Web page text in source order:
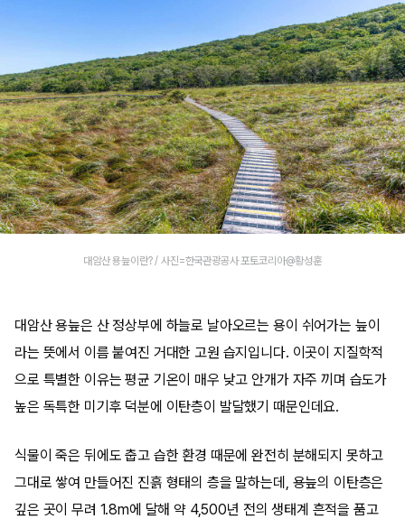
대암산 용늪이란? / 사진=한국관광공사 포토코리아@황성훈
대암산 용늪은 산 정상부에 하늘로 날아오르는 용이 쉬어가는 늪이
라는 뜻에서 이름 붙여진 거대한 고원 습지입니다. 이곳이 지질학적
으로 특별한 이유는 평균 기온이 매우 낮고 안개가 자주 끼며 습도가
높은 독특한 미기후 덕분에 이탄층이 발달했기 때문인데요.
식물이 죽은 뒤에도 춥고 습한 환경 때문에 완전히 분해되지 못하고
그대로 쌓여 만들어진 진흙 형태의 층을 말하는데, 용늪의 이탄층은
깊은 곳이 무려 1.8m에 달해 약 4,500년 전의 생태계 흔적을 품고